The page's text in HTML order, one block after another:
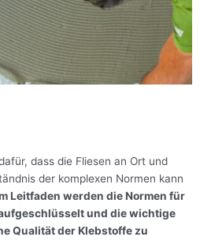
dass die Fliesen an Ort und
der komplexen Normen kann
Leitfaden werden die Normen für
und die wichtige
Qualität der Klebstoffe zu